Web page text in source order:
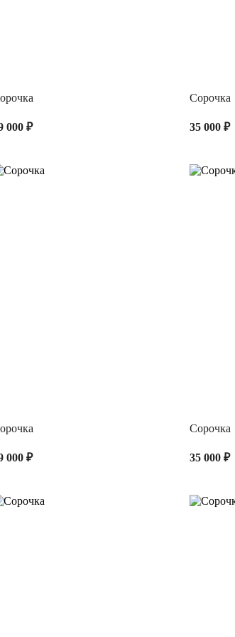
000 ₽
Сорочка
35 000 ₽
000 ₽
Сорочка
35 000 ₽